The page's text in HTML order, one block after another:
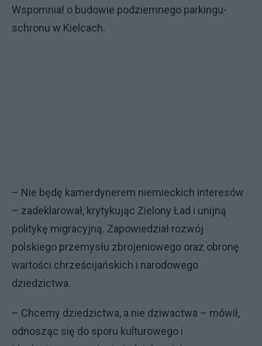
Wspomniał o budowie podziemnego parkingu-
schronu w Kielcach.
– Nie będę kamerdynerem niemieckich interesów
– zadeklarował, krytykując Zielony Ład i unijną
politykę migracyjną. Zapowiedział rozwój
polskiego przemysłu zbrojeniowego oraz obronę
wartości chrześcijańskich i narodowego
dziedzictwa.
– Chcemy dziedzictwa, a nie dziwactwa – mówił,
odnosząc się do sporu kulturowego i